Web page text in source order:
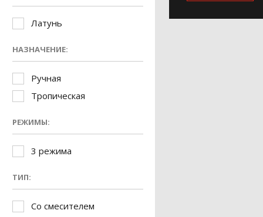
Латунь
НАЗНАЧЕНИЕ:
Ручная
Тропическая
РЕЖИМЫ:
3 режима
ТИП:
Со смесителем